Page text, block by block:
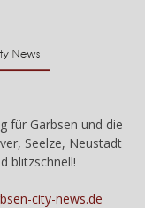
für Garbsen und die
Seelze, Neustadt
blitzschnell!
city-news.de